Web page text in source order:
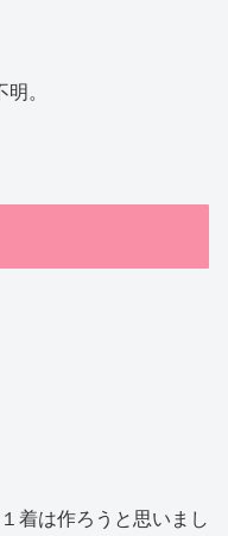
。
着は作ろうと思いまし